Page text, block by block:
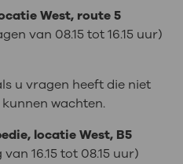
West, route 5
van 08.15 tot 16.15 uur)
u vragen heeft die niet
wachten.
locatie West, B5
16.15 tot 08.15 uur)